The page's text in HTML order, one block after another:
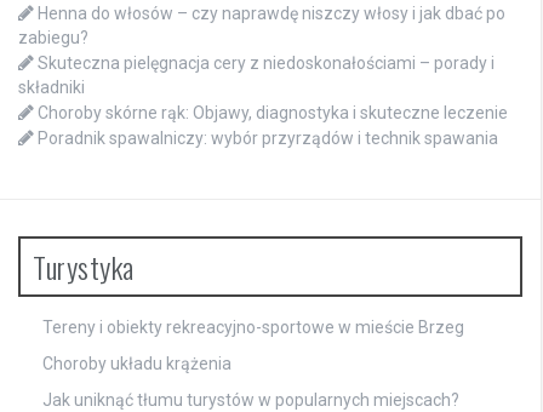
Henna do włosów – czy naprawdę niszczy włosy i jak dbać po
zabiegu?
Skuteczna pielęgnacja cery z niedoskonałościami – porady i
składniki
Choroby skórne rąk: Objawy, diagnostyka i skuteczne leczenie
Poradnik spawalniczy: wybór przyrządów i technik spawania
Turystyka
Tereny i obiekty rekreacyjno-sportowe w mieście Brzeg
Choroby układu krążenia
Jak uniknąć tłumu turystów w popularnych miejscach?